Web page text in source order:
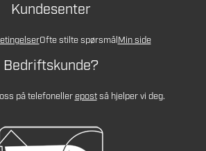
Kundesenter
Ofte stilte spørsmålMin side
Bedriftskunde?
på telefonellerepostså hjelper vi deg.